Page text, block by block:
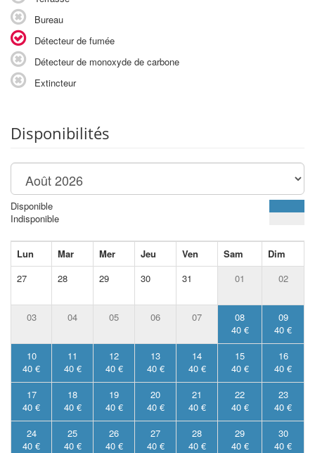
Bureau
Détecteur de fumée
Détecteur de monoxyde de carbone
Extincteur
Disponibilités
Disponible
Indisponible
Lun Mar Mer Jeu Ven Sam
Dim
27
28 29 30 31 01 02
03 04 05 06 07
08
40 €
09
40 €
10
40 €
11
40 €
12
40 €
13
40 €
14
40 €
15
40 €
16
40 €
17
40 €
18
40 €
19
40 €
20
40 €
21
40 €
22
40 €
23
40 €
24
40 €
25
40 €
26
40 €
27
40 €
28
40 €
29
40 €
30
40 €